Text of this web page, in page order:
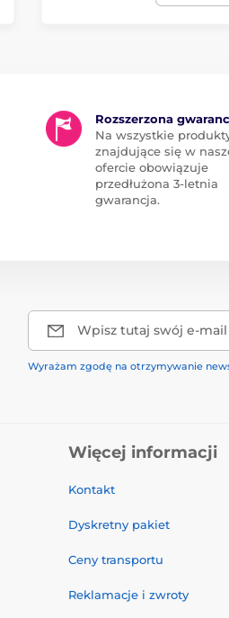
Rozszerzona
Na wszystkie
znajdujące się w
ofercie obowiązuje
przedłużona 3-letnia
gwarancja.
Wpisz tutaj swój e-mail
Wyrażam zgodę na otrzymywanie
Więcej informacji
Kontakt
Dyskretny pakiet
Ceny transportu
Reklamacje i zwroty